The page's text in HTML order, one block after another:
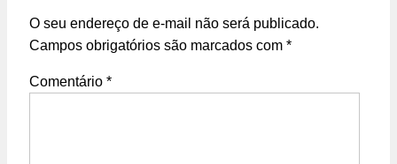
O seu endereço de e-mail não será publicado.
Campos obrigatórios são marcados com *
Comentário *